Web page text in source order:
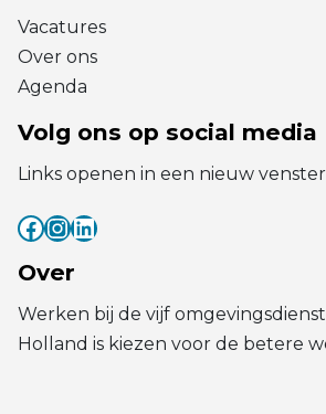
Vacatures
Over ons
Agenda
Volg ons op social media
Links openen in een nieuw
Facebook
(externe link)
Instagram
(externe link)
LinkedIn
(externe link)
Over
Werken bij de vijf
Holland is kiezen voor de betere